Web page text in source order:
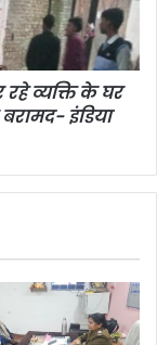
व्यक्ति के घर
इंडिया